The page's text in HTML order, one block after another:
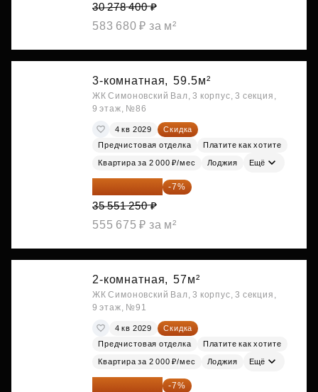
30 278 400 ₽
583 680 ₽ за м²
3-комнатная, 59.5м²
ЖК Симоновский Вал, 3 корпус, 3 секция,
9 этаж, №86
4 кв 2029
Скидка
Предчистовая отделка
Платите как хотите
Квартира за 2 000 ₽/мес Лоджия Ещё
33 062 663 ₽ -7%
35 551 250 ₽
555 675 ₽ за м²
2-комнатная, 57м²
ЖК Симоновский Вал, 3 корпус, 3 секция,
9 этаж, №91
4 кв 2029
Скидка
Предчистовая отделка
Платите как хотите
Квартира за 2 000 ₽/мес Лоджия Ещё
33 290 280 ₽ -7%